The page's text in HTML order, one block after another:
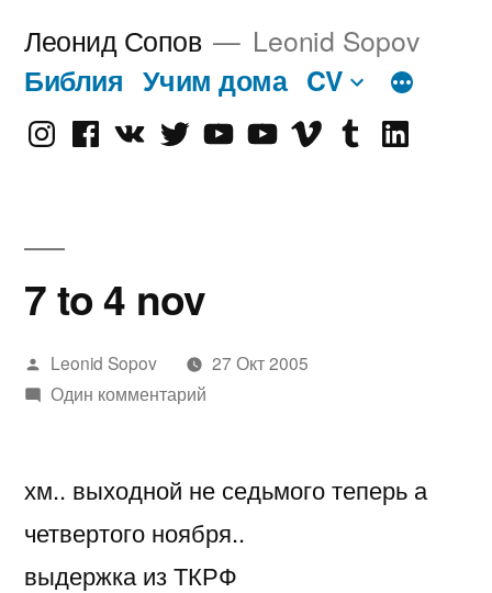
Леонид Сопов Leonid Sopov
Библия Учим дома CV
InstagramFacebook
VK TwitterYoutube
Old Vimeotumblrlinkedin
7 to 4 nov
Написано
автором
Leonid Sopov
27 Окт 2005
Один комментарий
хм.. выходной не седьмого теперь а
четвертого ноября..
выдержка из ТКРФ